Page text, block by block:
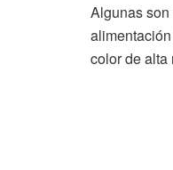
Algunas
color de alta